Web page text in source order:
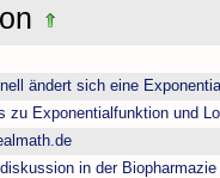
ändert sich eine
zu Exponentialfunktion und
in der Biopharmazie